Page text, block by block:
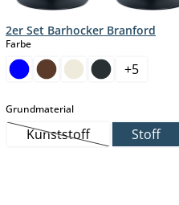
2er Set Barhocker Branford
Farbeauswählen
+5
Grundmaterialauswählen
Kunststoff(Diese Option istStoff